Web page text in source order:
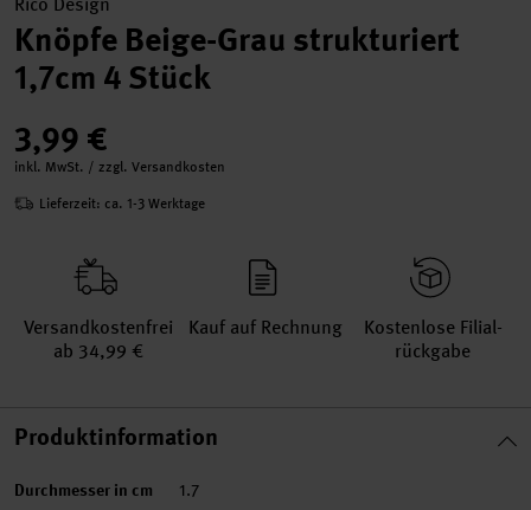
Knöpfe Beige-Grau strukturiert
1,7cm 4 Stück
3,99 €
inkl. MwSt. / zzgl. Versandkosten
Lieferzeit: ca. 1-3 Werktage
Versand­kosten­frei
ab 34,99 €
Kauf auf Rechnung
Kosten­lose Filial­
rückgabe
Produktinformation
Durchmesser in cm 1.7